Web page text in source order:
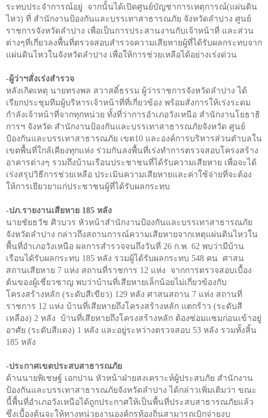
ระทบประจำการณ์อยู่
จากนั้นได้เปิดศูนย์บัญชาการเหตุการณ์(แผ่นดิน
ไหว) ที่ สำนักงานป้องกันและบรรเทาสาธารณภัย จังหวัดลำปาง ศูนย์
ราชการจังหวัดลำปาง เพื่อเป็นการประสานงานกับเจ้าหน้าที่ และส่วน
ต่างๆที่เกี่ยวลงพื้นที่ตรวจสอบสำรวจความเสียหายผู้ที่ได้รับผลกระทบจาก
แผ่นดินไหวในจังหวัดลำปาง เพื่อให้การช่วยเหลือได้อย่างเร่งด่วน
-ผู้ว่าฯสั่งเร่งสำรวจ
หลังเกิดเหตุ นายทรงพล สวาสดิ์ธรรม ผู้ว่าราชการจังหวัดลำปาง ได้
เรียกประชุมทีมผู้บริหารเจ้าหน้าที่ที่เกี่ยวข้อง พร้อมสั่งการให้เร่งระดม
กำลังเจ้าหน้าที่จากทุกหน่วย ทั้งที่ว่าการอำเภอวังเหนือ สำนักงานโยธาธิ
การฯ จังหวัด สำนักงานป้องกันและบรรเทาสาธารณภัยจังหวัด ศูนย์
ป้องกันและบรรเทาสาธารณภัย เขต10 และองค์การบริหารส่วนตำบลใน
เขตพื้นที่ใกล้เคียงทุกแห่ง ร่วมกันลงพื้นที่เร่งทำการตรวจสอบโครงสร้าง
อาคารต่างๆ รวมถึงบ้านเรือนประชาชนที่ได้รับความเสียหาย เพื่อจะได้
เร่งสรุปวิธีการช่วยเหลือ ประเมินความเสียหายและค่าใช้จ่ายที่จะต้อง
ให้การเยียวยาแก่ประชาชนผู้ที่ได้รับผลกระทบ
-ปภ.รายงานเสียหาย 185 หลัง
นายชัยธวัช ศิวบวร หัวหน้าสำนักงานป้องกันและบรรเทาสาธารณภัย
จังหวัดลำปาง กล่าวถึงสถานการณ์ความเสียหายจากเหตุแผ่นดินไหวใน
พื้นที่อำเภอวังเหนือ ผลการสำรวจจนถึงวันที่ 26 ก.พ. 62 พบว่ามีบ้าน
เรือนได้รับผลกระทบ 185 หลัง รวมผู้ได้รับผลกระทบ 548 คน ศาสน
สถานเสียหาย 7 แห่ง สถานที่ราชการ 12 แห่ง
จากการตรวจสอบเบื้อง
ต้นของผู้เชี่ยวชาญ พบว่าบ้านที่เสียหายเล็กน้อยไม่เกี่ยวข้องกับ
โครงสร้างหลัก (ระดับสีเขียว) 129 หลัง ศาสนสถาน 7 แห่ง สถานที่
ราชการ 12 แห่ง บ้านที่เสียหายถึงโครงสร้างหลัก แตกร้าว (ระดับสี
เหลือง) 2 หลัง บ้านที่เสียหายถึงโครงสร้างหลัก ต้องซ่อมแซมก่อนเข้าอยู่
อาศัย (ระดับสีแดง) 1 หลัง และอยู่ระหว่างตรวจสอบ 53 หลัง รวมทั้งสิ้น
185 หลัง
-ประกาศเขตประสบสาธารณภัย
ด้านนายพิเชษฐ์ เอกปาน หัวหน้าฝ่ายสงเคราะห์ผู้ประสบภัย สำนักงาน
ป้องกันและบรรเทาสาธารณภัยจังหวัดลำปาง ได้กล่าวเพิ่มเติมว่า ขณะ
นี้พื้นที่อำเภอวังเหนือได้ถูกประกาศให้เป็นพื้นที่ประสบสาธารณภัยแล้ว
ซึ่งเบื้องต้นจะให้ทางหน่วยงานองค์กรท้องถิ่นสามารถเบิกจ่ายงบ